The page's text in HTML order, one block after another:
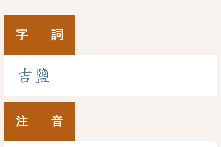
字 詞
吉 鹽
注 音